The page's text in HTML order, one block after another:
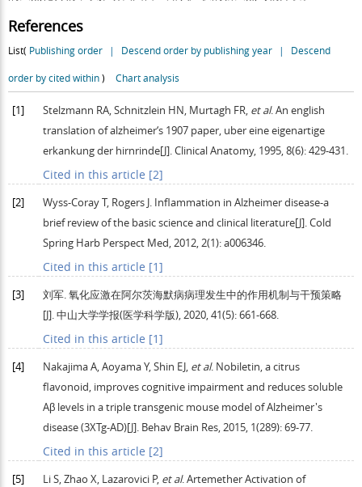
References
List( Publishing order | Descend order by publishing year | Descend
order by cited within) Chart analysis
[1] Stelzmann RA,Schnitzlein HN, Murtagh FR, et al. An english
translation of alzheimer‘s 1907 paper, uber eine eigenartige
erkankung der hirnrinde[J].Clinical Anatomy, 1995,8(6): 429-431.
Cited in this article [2]
[2] Wyss-CorayT, Rogers J. Inflammation in Alzheimer disease-a
brief review of the basic science and clinical literature[J].Cold
Spring Harb Perspect Med,2012,2(1): a006346.
Cited in this article [1]
[3]
刘军. 氧化应激在阿尔茨海默病病理发生中的作用机制与干预策略
[J].中山大学学报(医学科学版),2020,41(5): 661-668.
Cited in this article [1]
[4] NakajimaA,AoyamaY,Shin EJ, et al. Nobiletin, a citrus
flavonoid, improves cognitive impairment and reduces soluble
Aβ levels in a triple transgenic mouse model of Alzheimer's
disease (3XTg-AD)[J]. Behav Brain Res,2015, 1(289): 69-77.
Cited in this article [2]
[5] LiS,Zhao X, Lazarovici P, et al. Artemether Activation of